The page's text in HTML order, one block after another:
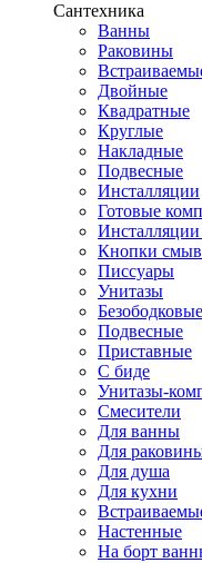
Сантехника
Ванны
Раковины
Двойные
Квадратные
Круглые
Накладные
Подвесные
Инсталляции
Готовые
Инсталляции
Кнопки
Писсуары
Унитазы
Безободковые
Подвесные
Приставные
С биде
Унитазы-
Смесители
Для ванны
Для
Для душа
Для кухни
Настенные
На борт